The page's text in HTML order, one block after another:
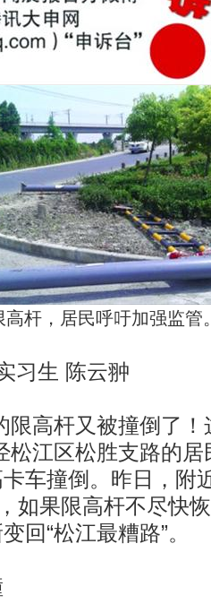
高杆，居民呼吁加强监管
生 陈云翀
高杆又被撞倒了！
松江区松胜支路的
车撞倒。昨日，附
如果限高杆不尽快
回“松江最糟路”。